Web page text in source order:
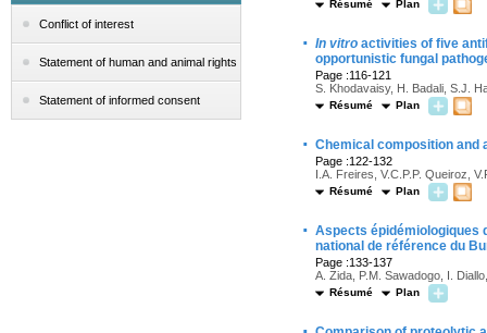
Conflict of interest
Statement of human and animal rights
Statement of informed consent
Résumé Plan
· In vitro activities of five
opportunistic fungal
Page :116-121
S. Khodavaisy, H. Badali, S.J.
Résumé Plan
· Chemical composition and
Page :122-132
I.A. Freires, V.C.P.P. Queiroz,
Résumé Plan
· Aspects épidémiologiques
national de référence du
Page :133-137
A. Zida, P.M. Sawadogo, I.
Résumé Plan